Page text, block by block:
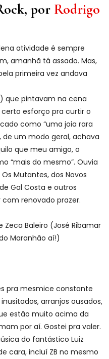
por Rodrigo
atividade é sempre
amanhã tá assado. Mas,
primeira vez andava
que pintavam na cena
esforço pra curtir o
como “uma joia rara
de um modo geral, achava
que meu amigo, o
“mais do mesmo”. Ouvia
Mutantes, dos Novos
Gal Costa e outros
renovado prazer.
Zeca Baleiro (José Ribamar
Maranhão aí!)
pra mesmice constante
arranjos ousados,
estão muito acima da
por aí. Gostei pra valer.
do fantástico Luiz
cara, incluí ZB no mesmo